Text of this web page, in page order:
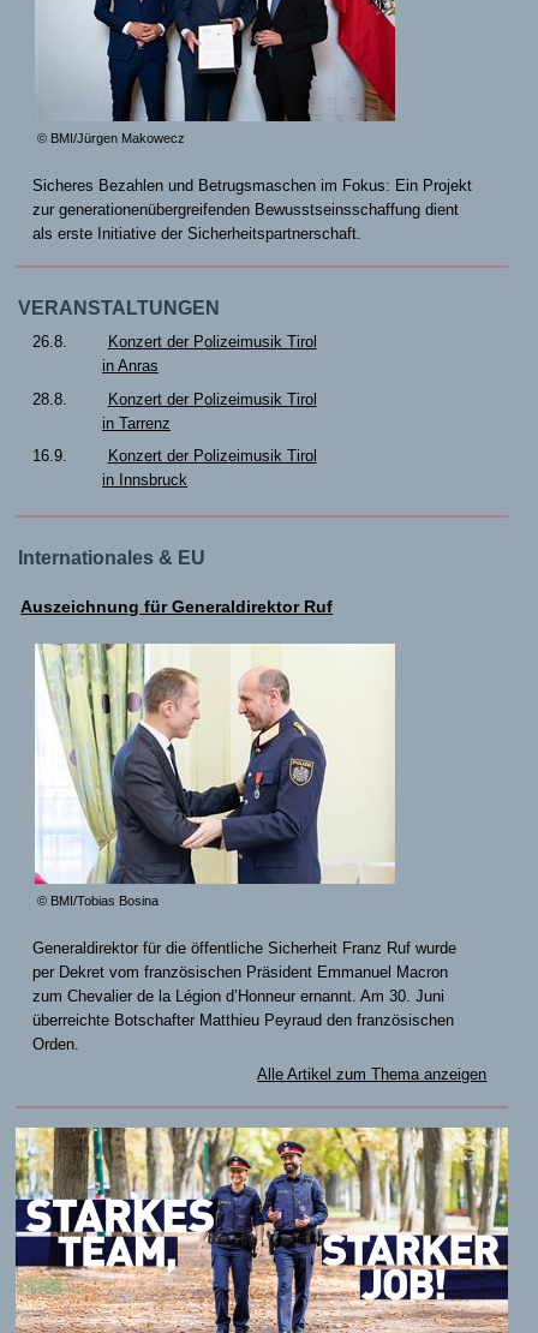
© BMI/Jürgen Makowecz
Sicheres Bezahlen und Betrugsmaschen im Fokus: Ein Projekt
zur generationenübergreifenden Bewusstseinsschaffung dient
als erste Initiative der Sicherheitspartnerschaft.
VERANSTALTUNGEN
26.8.
Konzert der Polizeimusik Tirol
in Anras
28.8.
Konzert der Polizeimusik Tirol
in Tarrenz
16.9.
Konzert der Polizeimusik Tirol
in Innsbruck
Internationales & EU
Auszeichnung für Generaldirektor Ruf
© BMI/Tobias Bosina
Generaldirektor für die öffentliche Sicherheit Franz Ruf wurde
per Dekret vom französischen Präsident Emmanuel Macron
zum Chevalier de la Légion d’Honneur ernannt. Am 30. Juni
überreichte Botschafter Matthieu Peyraud den französischen
Orden.
Alle Artikel zum Thema anzeigen